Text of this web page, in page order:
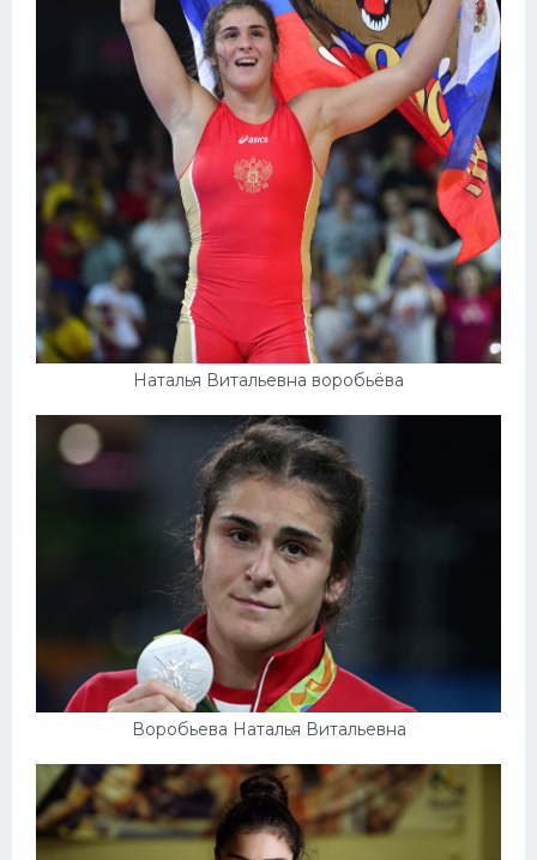
Наталья Витальевна воробьёва
Воробьева Наталья Витальевна